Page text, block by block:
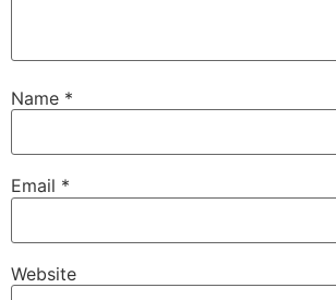
Name *
Email *
Website